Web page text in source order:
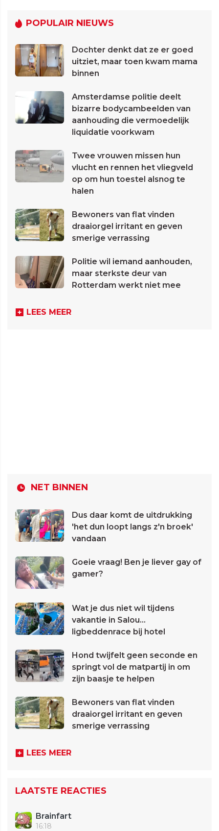
POPULAIR NIEUWS
Dochter denkt dat ze er goed
uitziet, maar toen kwam mama
binnen
Amsterdamse politie deelt
bizarre bodycambeelden van
aanhouding die vermoedelijk
liquidatie voorkwam
Twee vrouwen missen hun
vlucht en rennen het vliegveld
op om hun toestel alsnog te
halen
Bewoners van flat vinden
draaiorgel irritant en geven
smerige verrassing
Politie wil iemand aanhouden,
maar sterkste deur van
Rotterdam werkt niet mee
LEES MEER
NET BINNEN
Dus daar komt de uitdrukking
'het dun loopt langs z'n broek'
vandaan
Goeie vraag! Ben je liever gay of
gamer?
Wat je dus niet wil tijdens
vakantie in Salou...
ligbeddenrace bij hotel
Hond twijfelt geen seconde en
springt vol de matpartij in om
zijn baasje te helpen
Bewoners van flat vinden
draaiorgel irritant en geven
smerige verrassing
LEES MEER
LAATSTE REACTIES
Brainfart
16:18